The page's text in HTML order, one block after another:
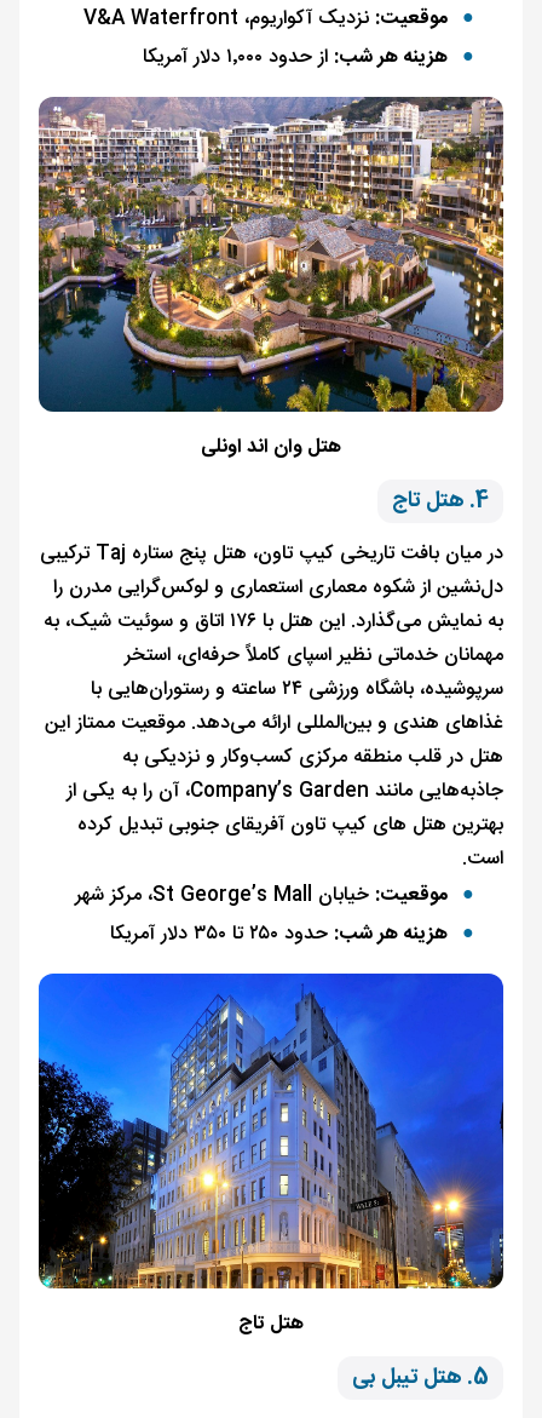
موقعیت: نزدیک آکواریوم، V&A Waterfront
هزینه هر شب: از حدود ۱٬۰۰۰ دلار آمریکا
هتل وان اند اونلی
4. هتل تاج
در میان بافت تاریخی کیپ تاون، هتل پنج ستاره Taj ترکیبی
دل‌نشین از شکوه معماری استعماری و لوکس‌گرایی مدرن را
به نمایش می‌گذارد. این هتل با ۱۷۶ اتاق و سوئیت شیک، به
مهمانان خدماتی نظیر اسپای کاملاً حرفه‌ای، استخر
سرپوشیده، باشگاه ورزشی ۲۴ ساعته و رستوران‌هایی با
غذاهای هندی و بین‌المللی ارائه می‌دهد. موقعیت ممتاز این
هتل در قلب منطقه مرکزی کسب‌وکار و نزدیکی به
جاذبه‌هایی مانند Company’s Garden، آن را به یکی از
بهترین هتل های کیپ تاون آفریقای جنوبی تبدیل کرده
است.
موقعیت: خیابان St George’s Mall، مرکز شهر
هزینه هر شب: حدود ۲۵۰ تا ۳۵۰ دلار آمریکا
هتل تاج
5. هتل تیبل بی